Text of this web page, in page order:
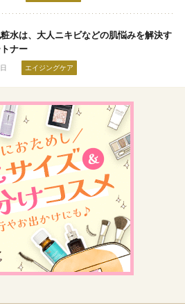
検索
水は、大人ニキビなどの肌悩みを解決す
ナー
エイジングケア